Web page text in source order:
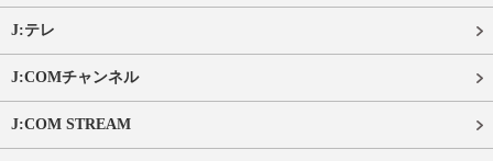
J:テレ
J:COMチャンネル
J:COM STREAM